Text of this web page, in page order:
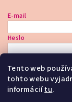
Tento web
tohto webu
informáciítu.
E-mail
Heslo
Prihlásiť sa
Nová registrácia